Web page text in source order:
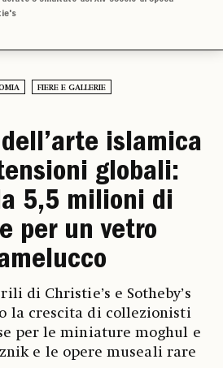
FIERE E GALLERIE
islamica
globali:
5,5 milioni di
per un vetro
di Christie’s e Sotheby’s
la crescita di collezionisti
per le miniature moghul e
e le opere museali rare